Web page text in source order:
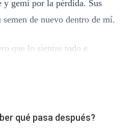
y gemí por la pérdida. Sus
semen de nuevo dentro de mí.
que lo sientas todo e
qué pasa después?